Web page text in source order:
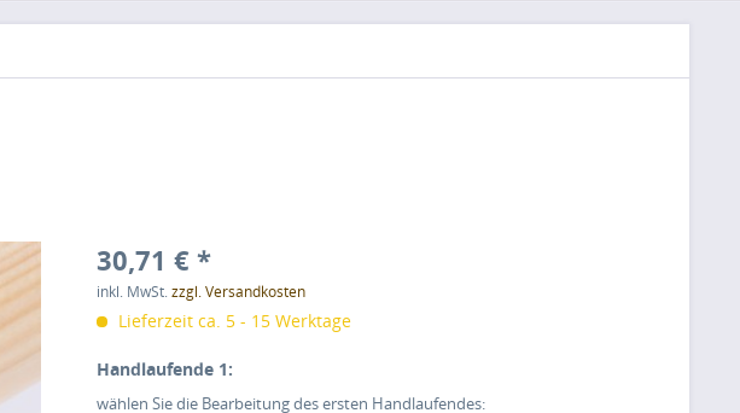
30,71 € *
inkl. MwSt.zzgl. Versandkosten
Lieferzeit ca. 5 - 15 Werktage
Handlaufende 1:
wählen Sie die Bearbeitung des ersten Handlaufendes: